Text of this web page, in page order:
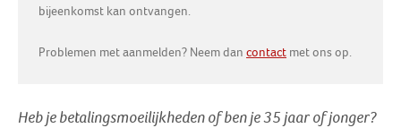
bijeenkomst kan ontvangen.
Problemen met aanmelden? Neem dancontact met ons op.
Heb je betalingsmoeilijkheden of ben je 35 jaar of jonger?